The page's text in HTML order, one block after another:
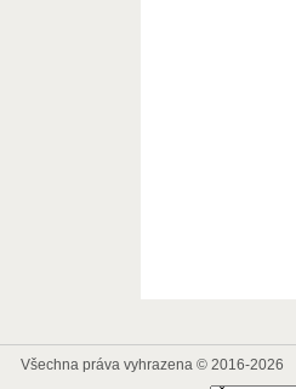
Všechna práva vyhrazena © 2016-